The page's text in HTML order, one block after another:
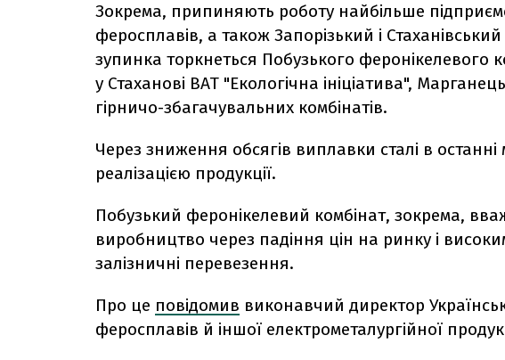
Зокрема, припиняють роботу найбільше
феросплавів, а також Запорізький і
зупинка торкнеться Побузького феронікелевого
у Стаханові ВАТ "Екологічна ініціатива",
гірничо-збагачувальних комбінатів.
Через зниження обсягів виплавки сталі в
реалізацією продукції.
Побузький феронікелевий комбінат, зокрема,
виробництво через падіння цін на ринку і
залізничні перевезення.
Про це повідомив виконавчий директор
феросплавів й іншої електрометалургійної